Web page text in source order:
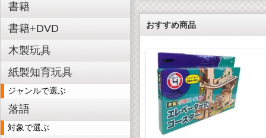
書籍
書籍+DVD
木製玩具
紙製知育玩具
ジャンルで選ぶ
落語
対象で選ぶ
おすすめ商品